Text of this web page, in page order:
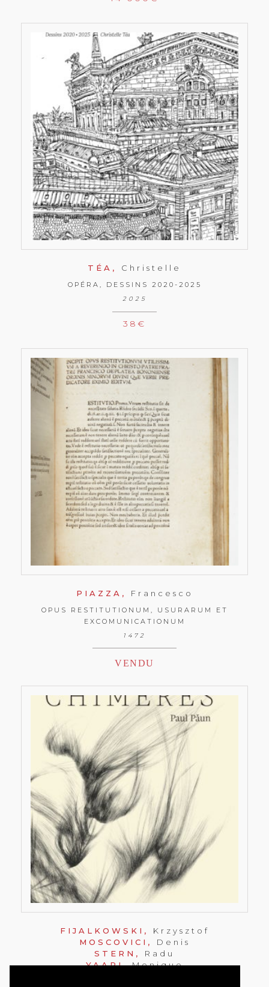
TÉA, Christelle
OPÉRA, DESSINS 2020-2025
2025
38 €
PIAZZA, Francesco
OPUS RESTITUTIONUM, USURARUM ET
EXCOMUNICATIONUM
1472
VENDU
FIJALKOWSKI, Krzysztof
MOSCOVICI, Denis
STERN, Radu
YAARI,Monique